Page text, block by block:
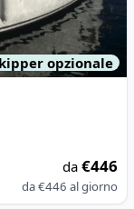
opzionale
da€446
da€446 al giorno